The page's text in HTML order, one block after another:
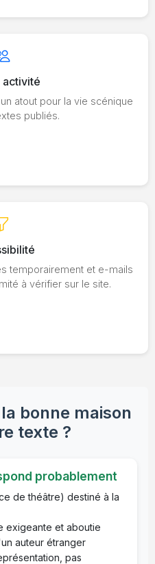
activité
atout pour la vie scénique
publiés.
temporairement et e-mails
à vérifier sur le site.
bonne maison
texte ?
probablement
de théâtre) destiné à la
exigeante et aboutie
auteur étranger
pas